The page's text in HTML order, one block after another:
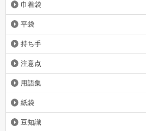
巾着袋
平袋
持ち手
注意点
用語集
紙袋
豆知識